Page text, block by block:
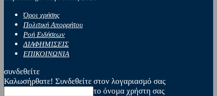
Όροι χρήσης
Πολιτική Απορρήτου
Ροή Ειδήσεων
ΔΙΑΦΗΜΙΣΕΙΣ
ΕΠΙΚΟΙΝΩΝΙΑ
συνδεθείτε
Καλωσήρθατε! Συνδεθείτε στον λογαριασμό σας
το όνομα χρήστη σας